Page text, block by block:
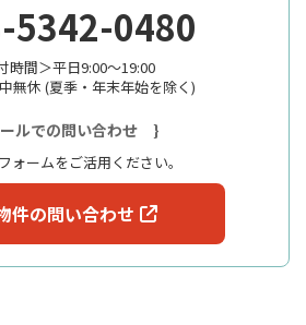
5342-0480
時間＞平日9:00～19:00
無休 (夏季・年末年始を除く)
ルでの問い合わせ }
ォームをご活用ください。
件の問い合わせ